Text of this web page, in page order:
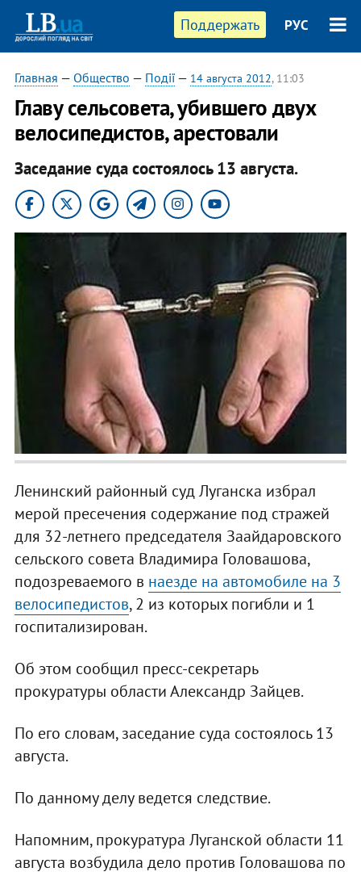
Поддержать РУС
Главная — Общество — Події— 14 августа 2012, 11:03
Главу сельсовета, убившего двух
велосипедистов, арестовали
Заседание суда состоялось 13 августа.
Ленинский районный суд Луганска избрал
мерой пресечения содержание под стражей
для 32-летнего председателя Заайдаровского
сельского совета Владимира Головашова,
подозреваемого в наезде на автомобиле на 3
велосипедистов, 2 из которых погибли и 1
госпитализирован.
Об этом сообщил пресс-секретарь
прокуратуры области Александр Зайцев.
По его словам, заседание суда состоялось 13
августа.
По данному делу ведется следствие.
Напомним, прокуратура Луганской области 11
августа возбудила дело против Головашова по